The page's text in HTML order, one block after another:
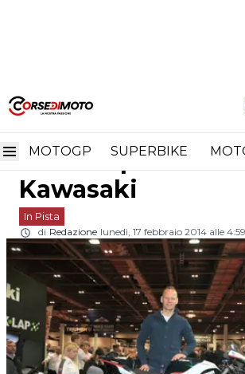
MOTOGP SUPERBIKE
Home In Pista
BSB: Nuovi Colori
BSB: nuovi colori
team Rapid
Kawasaki
In Pista
di Redazione lunedì, 17 febbraio 2014 alle 4:59